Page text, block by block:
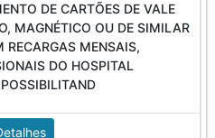
DE CARTÕES DE VALE
MAGNÉTICO OU DE SIMILAR
RECARGAS MENSAIS,
DO HOSPITAL